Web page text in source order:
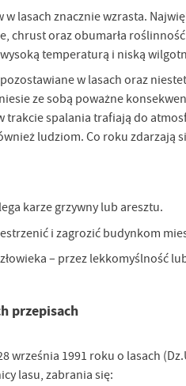
lasach znacznie wzrasta.
chrust oraz obumarła
temperaturą i niską
w lasach oraz
ze sobą poważne
trakcie spalania trafiają do
ludziom. Co roku
karze grzywny lub aresztu.
i zagrozić budynkom
– przez lekkomyślność
przepisach
września 1991 roku o lasach
lasu, zabrania się: